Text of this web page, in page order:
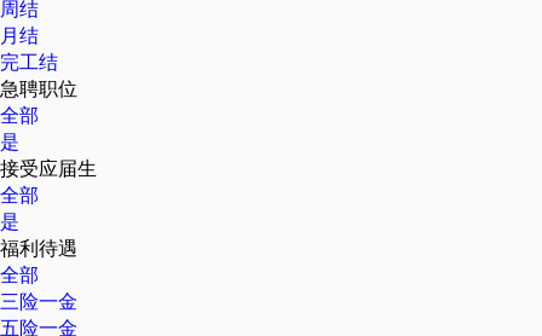
周结
月结
完工结
急聘职位
全部
是
接受应届生
全部
是
福利待遇
全部
三险一金
五险一金